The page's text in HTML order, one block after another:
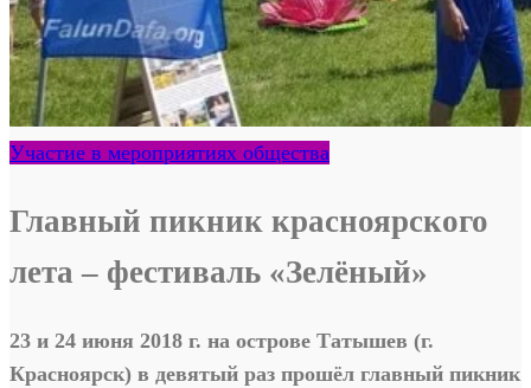
Участие в мероприятиях общества
Главный пикник красноярского
лета – фестиваль «Зелёный»
23 и 24 июня 2018 г. на острове Татышев (г.
Красноярск) в девятый раз прошёл главный пикник